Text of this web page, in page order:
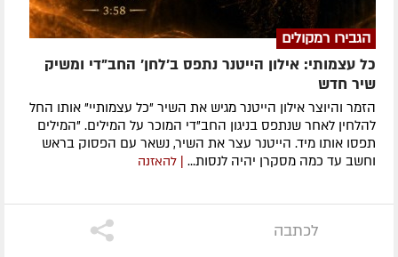
הגבירו רמקולים
כל עצמותי: אילון הייטנר נתפס ב'לחן' החב"די ומשיק
שיר חדש
הזמר והיוצר אילון הייטנר מגיש את השיר "כל עצמותיי" אותו החל
להלחין לאחר שנתפס בניגון החב"די המוכר על המילים. "המילים
תפסו אותו מיד. הייטנר עצר את השיר, נשאר עם הפסוק בראש
וחשב עד כמה מסקרן יהיה לנסות... | להאזנה
לכתבה